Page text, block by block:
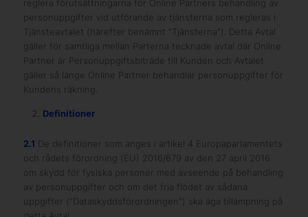
reglera förutsättningarna för Online Partners behandling av
personuppgifter vid utförande av tjänsterna som regleras i
Tjänsteavtalet (härefter benämnt ”Tjänsterna”). Detta Avtal
gäller för samtliga mellan Parterna tecknade avtal där Online
Partner är Personuppgiftsbiträde till Kunden och Avtalet
gäller så länge Online Partner behandlar personuppgifter för
Kundens räkning.
Definitioner
2.1 De definitioner som anges i artikel 4 Europaparlamentets
och rådets förordning (EU) 2016/679 av den 27 april 2016
om skydd för fysiska personer med avseende på behandling
av personuppgifter och om det fria flödet av sådana
uppgifter (”Dataskyddsförordningen”) ska äga tillämpning på